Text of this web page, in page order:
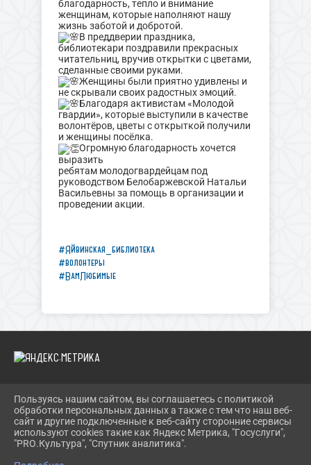
благодарность, тепло и внимание
женщинам, которые наполняют нашу
жизнь заботой и добротой.
В преддверии праздника,
библиотекари поздравили прекрасных
читательниц, вручив открытки с цветами,
сделанные своими руками.
Женщины были приятно удивлены и
не скрывали своих радостных эмоций.
Благодаря активистам «Молодой
гвардии», которые выступили в качестве
волонтёров, цветы с открыткой получили
и женщины посёлка.
Огромную благодарность хочется
выразить
ребятам молодогвардейцам под
руководством Белобаржевской Натальи
Васильевны за помощь в организации и
проведении акции.
#Яйвинская_библиотека
#волонтеры
#ВамЛюбимые
2026 Г. BIBLIOYAIVA.RU
ВХОД
КАРТА САЙТА
ПОЛИТИКА ОБРАБОТКИ ПЕРСОНАЛЬНЫХ ДАННЫХ
Пользуясь нашим сайтом, вы соглашаетесь с политикой
обработки персональных данных а также с тем что наш веб-
сайт и другие подключенные к веб-сайту сторонние сервисы
используют cookies такие как Яндекс Метрика, "Госуслуги",
"PRO.Культура", "Спутник аналитика".